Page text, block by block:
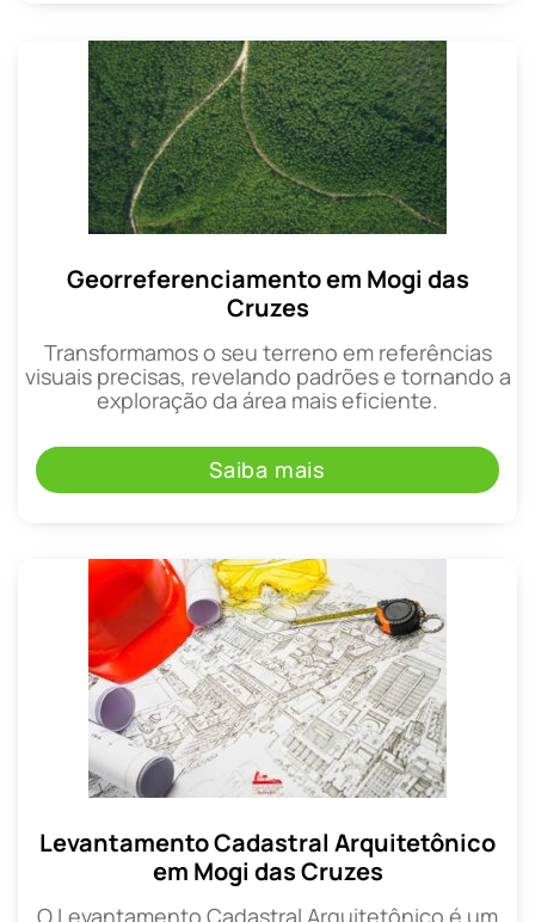
Georreferenciamento em Mogi das
Cruzes
Transformamos o seu terreno em referências
visuais precisas, revelando padrões e tornando a
exploração da área mais eficiente.
Saiba mais
Levantamento Cadastral Arquitetônico
em Mogi das Cruzes
O Levantamento Cadastral Arquitetônico é um